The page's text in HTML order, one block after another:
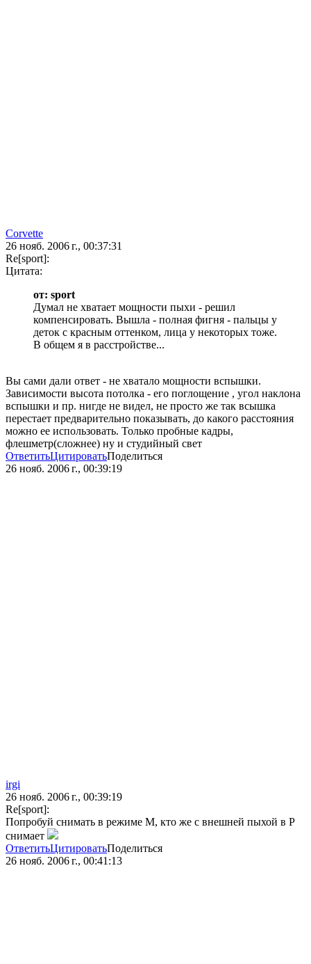
Corvette
26 нояб. 2006 г., 00:37:31
Re[sport]:
Цитата:
от: sport
Думал не хватает мощности пыхи - решил
компенсировать. Вышла - полная фигня - пальцы у
деток с красным оттенком, лица у некоторых тоже.
В общем я в расстройстве...
Вы сами дали ответ - не хватало мощности вспышки.
Зависимости высота потолка - его поглощение , угол наклона
вспышки и пр. нигде не видел, не просто же так всышка
перестает предварительно показывать, до какого расстояния
можно ее использовать. Только пробные кадры,
флешметр(сложнее) ну и студийный свет
ОтветитьЦитироватьПоделиться
26 нояб. 2006 г., 00:39:19
irgi
26 нояб. 2006 г., 00:39:19
Re[sport]:
Попробуй снимать в режиме М, кто же с внешней пыхой в Р
снимает
ОтветитьЦитироватьПоделиться
26 нояб. 2006 г., 00:41:13